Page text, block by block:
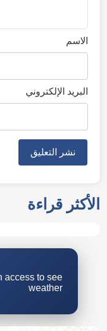
الاسم
البريد الإلكتروني
الأكثر قراءة
access to see
weather